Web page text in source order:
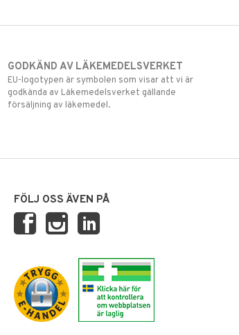
GODKÄND AV LÄKEMEDELSVERKET
EU-logotypen är symbolen som visar att vi är
godkända av Läkemedelsverket gällande
försäljning av läkemedel.
FÖLJ OSS ÄVEN PÅ